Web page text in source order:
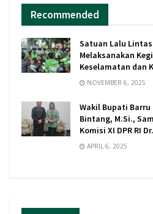
Recommended
Satuan Lalu
Melaksanakan
Keselamatan dan
NOVEMBER 6, 2025
Wakil Bupati Barru
Bintang, M.Si.,
Komisi XI DPR RI
APRIL 6, 2025